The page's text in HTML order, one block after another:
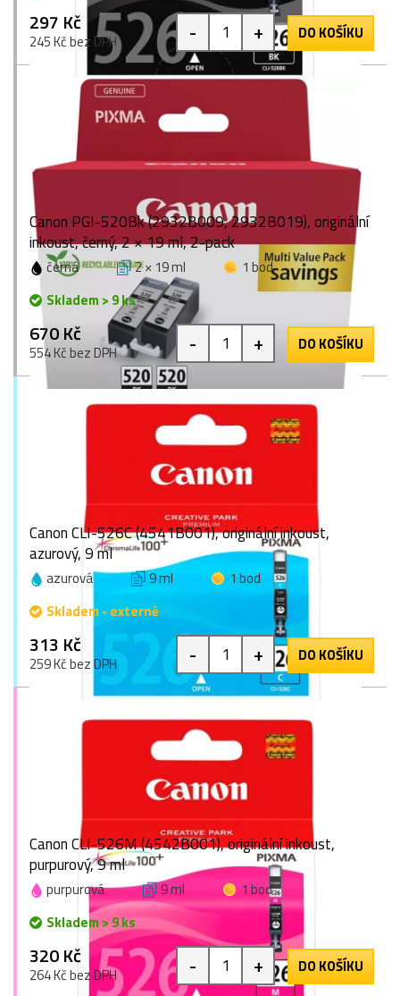
297 Kč
245 Kč bez DPH - + DO KOŠÍKU
Canon PGI-520Bk (2932B009, 2932B019), originální
inkoust, černý, 2 × 19 ml, 2-pack
černá 2 × 19 ml
1 bod
Skladem > 9 ks
670 Kč
554 Kč bez DPH - + DO KOŠÍKU
Canon CLI-526C (4541B001), originální inkoust,
azurový, 9 ml
azurová 9 ml
1 bod
Skladem - externě
313 Kč
259 Kč bez DPH - + DO KOŠÍKU
Canon CLI-526M (4542B001), originální inkoust,
purpurový, 9 ml
purpurová 9 ml
1 bod
Skladem > 9 ks
320 Kč
264 Kč bez DPH - + DO KOŠÍKU